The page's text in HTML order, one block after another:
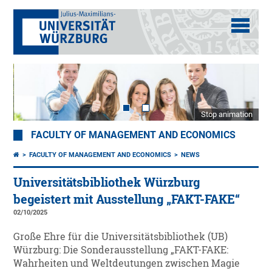
Stop animation
FACULTY OF MANAGEMENT AND ECONOMICS
FACULTY OF MANAGEMENT AND ECONOMICS NEWS
Universitätsbibliothek Würzburg
begeistert mit Ausstellung „FAKT-FAKE“
02/10/2025
Große Ehre für die Universitätsbibliothek (UB)
Würzburg: Die Sonderausstellung „FAKT-FAKE:
Wahrheiten und Weltdeutungen zwischen Magie